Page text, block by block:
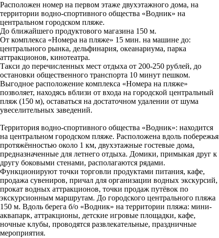
Расположен номер на первом этаже двухэтажного дома, на
территории водно-спортивного общества «Водник» на
центральном городском пляже.
До ближайшего продуктового магазина 150 м.
От комплекса «Номера на пляже» 15 мин. на машине до:
центрального рынка, дельфинария, океанариума, парка
аттракционов, кинотеатра.
Такси до перечисленных мест отдыха от 200-250 рублей, до
остановки общественного транспорта 10 минут пешком.
Выгодное расположение комплекса «Номера на пляже»
позволяет, находясь вблизи от входа на городской центральный
пляж (150 м), оставаться на достаточном удалении от шума
увеселительных заведений.
Территория водно-спортивного общества «Водник»: находится
на центральном городском пляже. Расположена вдоль побережья
протяжённостью около 1 км, двухэтажные гостевые дома,
предназначенные для летнего отдыха. Домики, примыкая друг к
другу боковыми стенами, располагаются рядами.
Функционируют точки торговли продуктами питания, кафе,
продажа сувениров, причал для организации водных экскурсий,
прокат водных аттракционов, точки продаж путёвок по
экскурсионным маршрутам. До городского центрального пляжа
150 м. Вдоль берега б/о «Водник» на территории пляжа: мини-
аквапарк, аттракционы, детские игровые площадки, кафе,
ночные клубы, проводятся развлекательные, праздничные
мероприятия.